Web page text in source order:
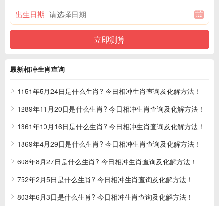
出生日期
最新相冲生肖查询
1151年5月24日是什么生肖? 今日相冲生肖查询及化解方法！
1289年11月20日是什么生肖? 今日相冲生肖查询及化解方法！
1361年10月16日是什么生肖? 今日相冲生肖查询及化解方法！
1869年4月29日是什么生肖? 今日相冲生肖查询及化解方法！
608年8月27日是什么生肖? 今日相冲生肖查询及化解方法！
752年2月5日是什么生肖? 今日相冲生肖查询及化解方法！
803年6月3日是什么生肖? 今日相冲生肖查询及化解方法！